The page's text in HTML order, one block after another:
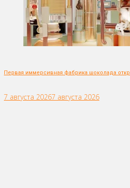
Первая иммерсивная фабрика шоколада
7 августа 20267 августа 2026